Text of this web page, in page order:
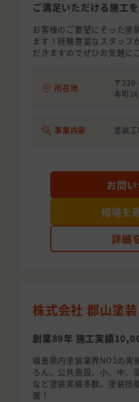
ご満足いただける施工
お客様のご要望にそった塗
ます！経験豊富なスタッフ
だきますのでぜひお気軽に
所在地
〒
本町
事業内容 塗装工
詳細
お問
相場を
株式会社 郡山塗装
創業89年 施工実績
福島県内塗装業界NO1の実
ろん、公共施設、小、中、
など塗装実績多数。塗装技
属！